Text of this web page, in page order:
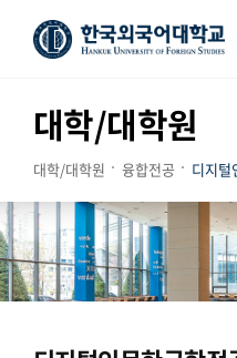
대학/대학원
대학/대학원 융합전공 디지털